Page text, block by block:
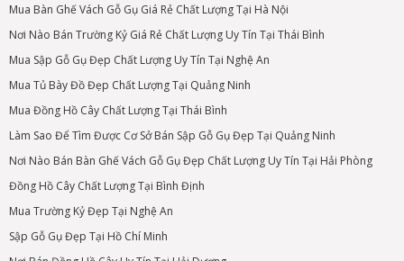
Mua Bàn Ghế Vách Gỗ Gụ Giá Rẻ Chất Lượng Tại Hà Nội
Nơi Nào Bán Trường Kỷ Giá Rẻ Chất Lượng Uy Tín Tại Thái Bình
Mua Sập Gỗ Gụ Đẹp Chất Lượng Uy Tín Tại Nghệ An
Mua Tủ Bày Đồ Đẹp Chất Lượng Tại Quảng Ninh
Mua Đồng Hồ Cây Chất Lượng Tại Thái Bình
Làm Sao Để Tìm Được Cơ Sở Bán Sập Gỗ Gụ Đẹp Tại Quảng Ninh
Nơi Nào Bán Bàn Ghế Vách Gỗ Gụ Đẹp Chất Lượng Uy Tín Tại Hải Phòng
Đồng Hồ Cây Chất Lượng Tại Bình Định
Mua Trường Kỷ Đẹp Tại Nghệ An
Sập Gỗ Gụ Đẹp Tại Hồ Chí Minh